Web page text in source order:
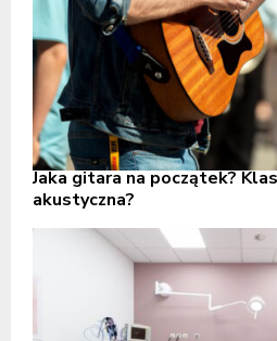
Jaka gitara na początek?
akustyczna?